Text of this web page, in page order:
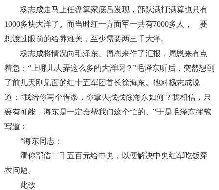
杨志成走马上任盘算家底后发现，部队满打满算也只有
1000多块大洋了。而当时红一方面军一共有7000多人， 要
想渡过眼前的给养难关，至少需要两三千大洋。
杨志成将情况向毛泽东、周恩来作了汇报，周恩来有点
着急： “上哪儿去弄这么多的大洋啊？ ”毛泽东听后，突然想到
了前几天刚见面的红十五军团首长徐海东。他对杨志成说
道： “我给你写个借条，你拿去找找徐海东如何？我相信，只
要有可能，海东是一定会帮我们这个忙的。 ”于是毛泽东挥笔
写道：
“海东同志：
请你部借二千五百元给中央，以便解决中央红军吃饭穿
衣问题。
此致